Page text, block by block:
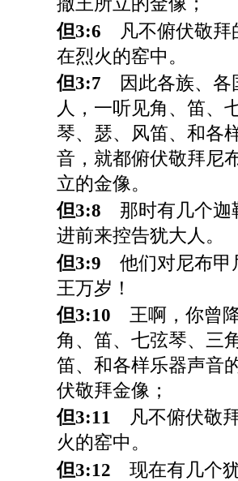
但3:6 凡不俯伏敬拜
在烈火的窑中。
但3:7 因此各族、各
人，一听见角、笛、
琴、瑟、风笛、和各
音，就都俯伏敬拜尼
立的金像。
但3:8 那时有几个迦
进前来控告犹大人。
但3:9 他们对尼布甲
王万岁！
但3:10 王啊，你曾
角、笛、七弦琴、三
笛、和各样乐器声音
伏敬拜金像；
但3:11 凡不俯伏敬
火的窑中。
但3:12 现在有几个